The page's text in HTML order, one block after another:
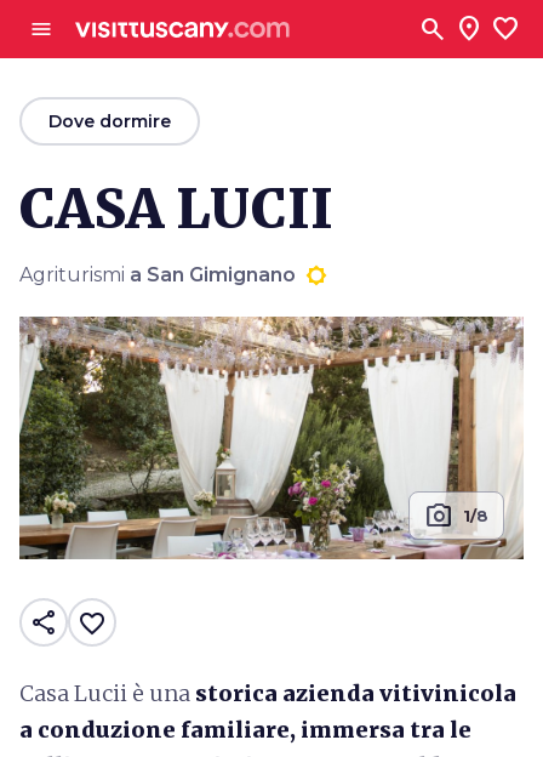
menu search location_on favorite
arrow_backDove dormire
CASA LUCII
Agriturismi a San Gimignano
photo_camera 1/8
share favorite_border
Casa Lucii è una storica azienda vitivinicola
a conduzione familiare, immersa tra le